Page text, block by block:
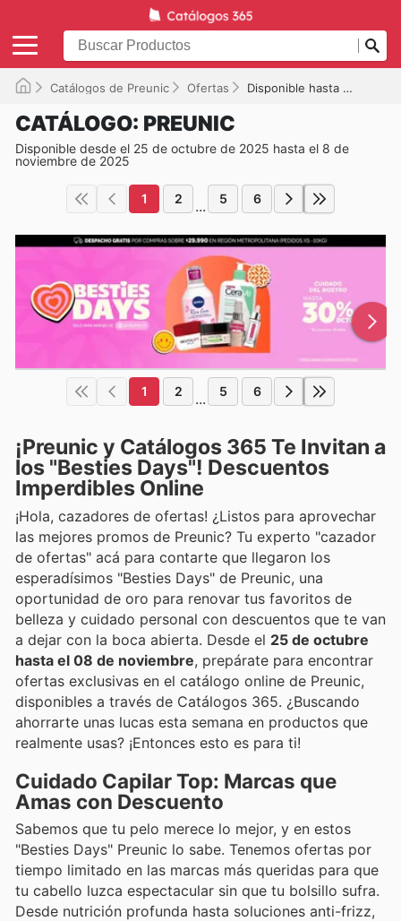
Catálogos de Preunic Ofertas Disponible hasta el 08-11-2025
CATÁLOGO: PREUNIC
Disponible desde el 25 de octubre de 2025 hasta el 8 de
noviembre de 2025
1 2 ... 5 6
1 2 ... 5 6
¡Preunic y Catálogos 365 Te Invitan a
los "Besties Days"! Descuentos
Imperdibles Online
¡Hola, cazadores de ofertas! ¿Listos para aprovechar
las mejores promos de Preunic? Tu experto "cazador
de ofertas" acá para contarte que llegaron los
esperadísimos "Besties Days" de Preunic, una
oportunidad de oro para renovar tus favoritos de
belleza y cuidado personal con descuentos que te van
a dejar con la boca abierta. Desde el 25 de octubre
hasta el 08 de noviembre, prepárate para encontrar
ofertas exclusivas en el catálogo online de Preunic,
disponibles a través de Catálogos 365. ¿Buscando
ahorrarte unas lucas esta semana en productos que
realmente usas? ¡Entonces esto es para ti!
Cuidado Capilar Top: Marcas que
Amas con Descuento
Sabemos que tu pelo merece lo mejor, y en estos
"Besties Days" Preunic lo sabe. Tenemos ofertas por
tiempo limitado en las marcas más queridas para que
tu cabello luzca espectacular sin que tu bolsillo sufra.
Desde nutrición profunda hasta soluciones anti-frizz,